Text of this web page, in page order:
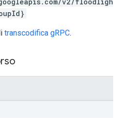
transcodifica gRPC.